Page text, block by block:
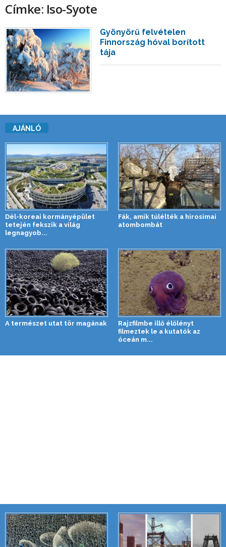
Címke: Iso-Syote
Gyönyörű felvételen
Finnország hóval borított
tája
AJÁNLÓ
Dél-koreai kormányépület
tetején fekszik a világ
legnagyob...
Fák, amik túlélték a hirosimai
atombombát
A természet utat tör magának
Rajzfilmbe illő élőlényt
filmeztek le a kutatók az
óceán m...